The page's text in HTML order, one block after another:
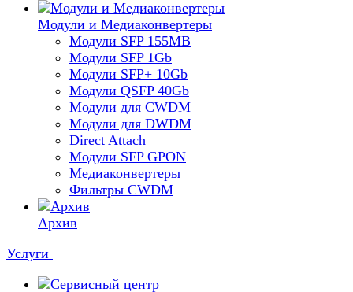
Модули и Медиаконвертеры
Модули SFP 155MB
Модули SFP 1Gb
Модули SFP+ 10Gb
Модули QSFP 40Gb
Модули для CWDM
Модули для DWDM
Direct Attach
Модули SFP GPON
Медиаконвертеры
Фильтры CWDM
Архив
Услуги